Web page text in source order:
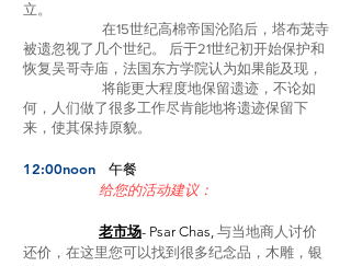
立。
在15世纪高棉帝国沦陷后，塔布茏寺
被遗忽视了几个世纪。 后于21世纪初开始保护和
恢复吴哥寺庙，法国东方学院认为如果能及现，
将能更大程度地保留遗迹，不论如
何，人们做了很多工作尽肯能地将遗迹保留下
来，使其保持原貌。
12:00noon 午餐
给您的活动建议：
老市场- Psar Chas, 与当地商人讨价
还价，在这里您可以找到很多纪念品，木雕，银